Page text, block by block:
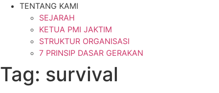
TENTANG KAMI
SEJARAH
KETUA PMI JAKTIM
STRUKTUR ORGANISASI
7 PRINSIP DASAR GERAKAN
Tag: survival